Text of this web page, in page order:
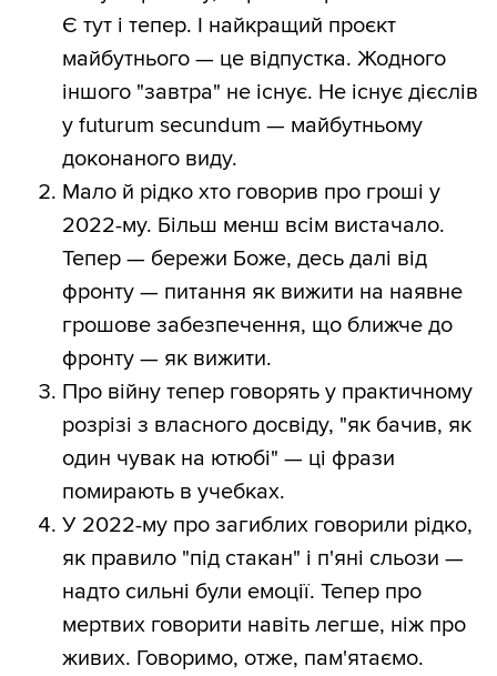
Є тут і тепер. І найкращий проєкт
майбутнього — це відпустка. Жодного
іншого "завтра" не існує. Не існує дієслів
у futurum secundum — майбутньому
доконаного виду.
Мало й рідко хто говорив про гроші у
2022-му. Більш менш всім вистачало.
Тепер — бережи Боже, десь далі від
фронту — питання як вижити на наявне
грошове забезпечення, що ближче до
фронту — як вижити.
Про війну тепер говорять у практичному
розрізі з власного досвіду, "як бачив, як
один чувак на ютюбі" — ці фрази
помирають в учебках.
У 2022-му про загиблих говорили рідко,
як правило "під стакан" і п'яні сльози —
надто сильні були емоції. Тепер про
мертвих говорити навіть легше, ніж про
живих. Говоримо, отже, пам'ятаємо.